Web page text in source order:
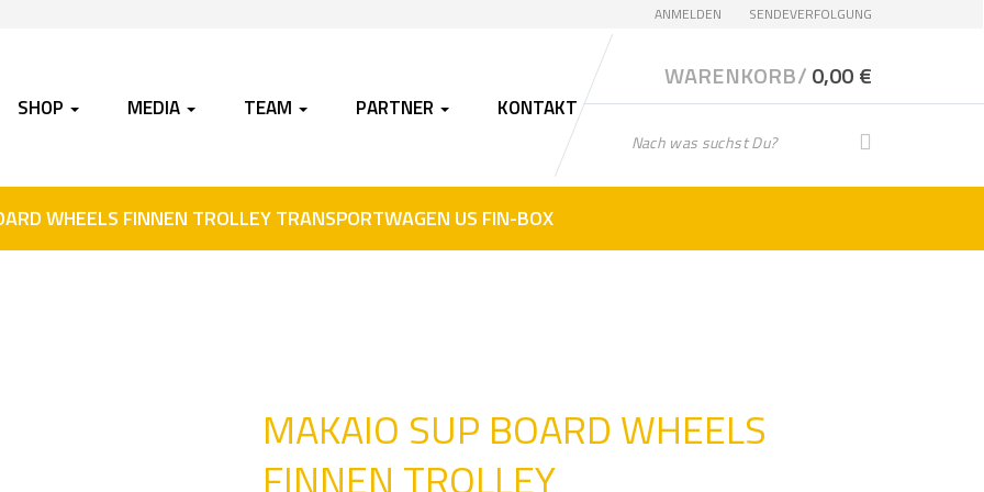
ANMELDEN SENDEVERFOLGUNG
WARENKORB/0,00€
b
e
S
SHOP MEDIA TEAM PARTNER KONTAKT
WHEELS FINNEN TROLLEY TRANSPORTWAGEN US FIN-BOX
MAKAIO SUP BOARD WHEELS
FINNEN TROLLEY